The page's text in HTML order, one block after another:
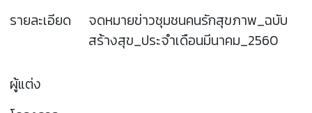
รายละเอียด
จดหมายข่าวชุมชนคนรักสุขภาพ_ฉบับ
สร้างสุข_ประจำเดือนมีนาคม_2560
ผู้แต่ง